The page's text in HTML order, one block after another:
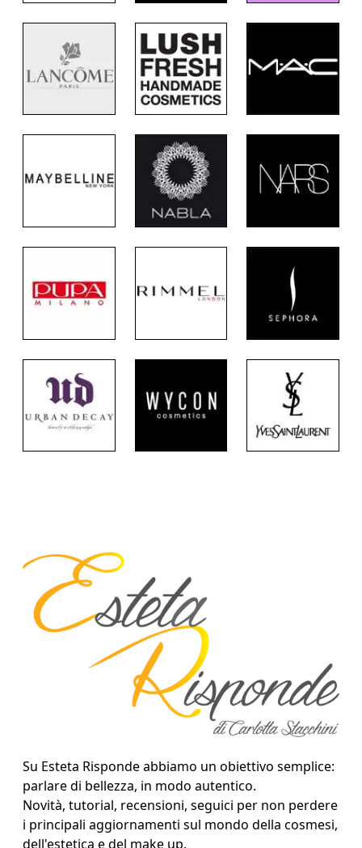
Su Esteta Risponde abbiamo un obiettivo semplice:
parlare di bellezza, in modo autentico.
Novità, tutorial, recensioni, seguici per non perdere
i principali aggiornamenti sul mondo della cosmesi,
dell'estetica e del make up.